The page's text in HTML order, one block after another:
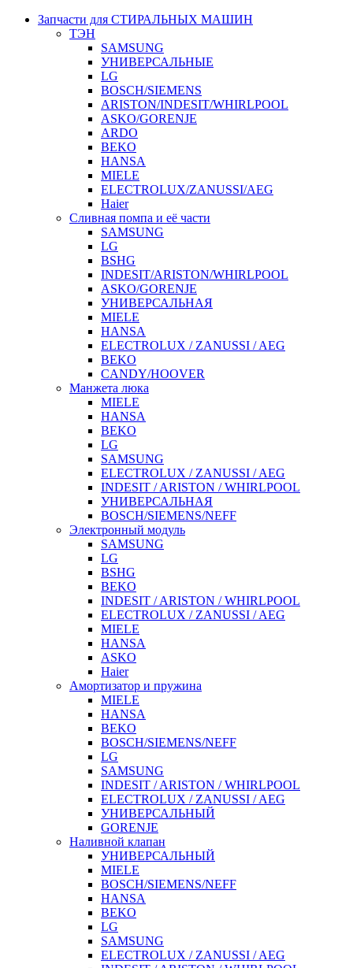
Запчасти для СТИРАЛЬНЫХ МАШИН
ТЭН
SAMSUNG
УНИВЕРСАЛЬНЫЕ
LG
BOSCH/SIEMENS
ARISTON/INDESIT/WHIRLPOOL
ASKO/GORENJE
ARDO
BEKO
HANSA
MIELE
ELECTROLUX/ZANUSSI/AEG
Haier
Сливная помпа и её части
SAMSUNG
LG
BSHG
INDESIT/ARISTON/WHIRLPOOL
ASKO/GORENJE
УНИВЕРСАЛЬНАЯ
MIELE
HANSA
ELECTROLUX / ZANUSSI / AEG
BEKO
CANDY/HOOVER
Манжета люка
MIELE
HANSA
BEKO
LG
SAMSUNG
ELECTROLUX / ZANUSSI / AEG
INDESIT / ARISTON / WHIRLPOOL
УНИВЕРСАЛЬНАЯ
BOSCH/SIEMENS/NEFF
Электронный модуль
SAMSUNG
LG
BSHG
BEKO
INDESIT / ARISTON / WHIRLPOOL
ELECTROLUX / ZANUSSI / AEG
MIELE
HANSA
ASKO
Haier
Амортизатор и пружина
MIELE
HANSA
BEKO
BOSCH/SIEMENS/NEFF
LG
SAMSUNG
INDESIT / ARISTON / WHIRLPOOL
ELECTROLUX / ZANUSSI / AEG
УНИВЕРСАЛЬНЫЙ
GORENJE
Наливной клапан
УНИВЕРСАЛЬНЫЙ
MIELE
BOSCH/SIEMENS/NEFF
HANSA
BEKO
LG
SAMSUNG
ELECTROLUX / ZANUSSI / AEG